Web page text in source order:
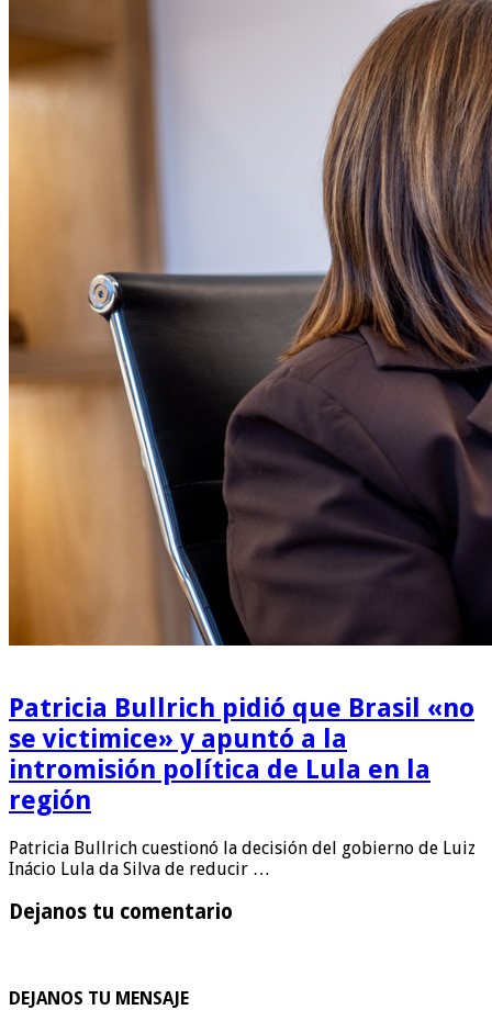
Patricia Bullrich pidió que Brasil «no
se victimice» y apuntó a la
intromisión política de Lula en la
región
Patricia Bullrich cuestionó la decisión del gobierno de Luiz
Inácio Lula da Silva de reducir …
Dejanos tu comentario
DEJANOS TU MENSAJE